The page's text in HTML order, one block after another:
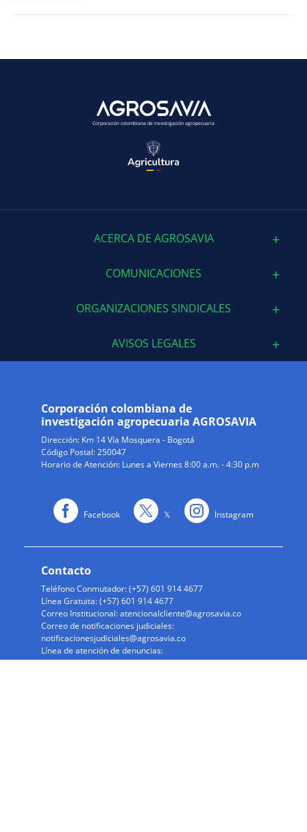
Corporación colombiana de investigación agropecuaria
ACERCA DE AGROSAVIA
COMUNICACIONES
ORGANIZACIONES SINDICALES
AVISOS LEGALES
Corporación colombiana de
investigación agropecuaria AGROSAVIA
Dirección: Km 14 Vía Mosquera - Bogotá
Código Postal: 250047
Horario de Atención: Lunes a Viernes 8:00 a.m. - 4:30 p.m
Facebook 𝕏 Instagram
Contacto
Teléfono Conmutador: (+57) 601 914 4677
Línea Gratuita: (+57) 601 914 4677
Correo Institucional:atencionalcliente@agrosavia.co
Correo de notificaciones judiciales:
notificacionesjudiciales@agrosavia.co
Línea de atención de denuncias:
somosintegros@agrosavia.co